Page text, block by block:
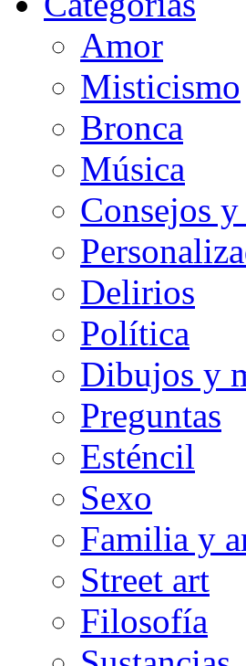
Amor
Misticismo
Bronca
Música
Consejos
Delirios
Política
Dibujos y
Preguntas
Esténcil
Sexo
Familia y
Street art
Filosofía